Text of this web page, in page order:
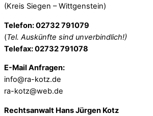
(Kreis Siegen – Wittgenstein)
Telefon: 02732 791079
(Tel. Auskünfte sind unverbindlich!)
Telefax: 02732 791078
E-Mail Anfragen:
info@ra-kotz.de
ra-kotz@web.de
Rechtsanwalt Hans Jürgen Kotz